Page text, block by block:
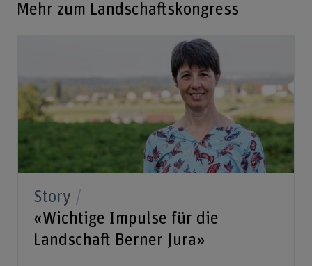
Mehr zum Landschaftskongress
Story
«Wichtige Impulse für die
Landschaft Berner Jura»